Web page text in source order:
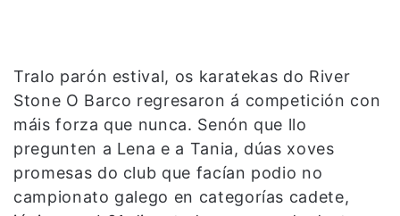
Tralo parón estival, os karatekas do River
Stone O Barco regresaron á competición con
máis forza que nunca. Senón que llo
pregunten a Lena e a Tania, dúas xoves
promesas do club que facían podio no
campionato galego en categorías cadete,